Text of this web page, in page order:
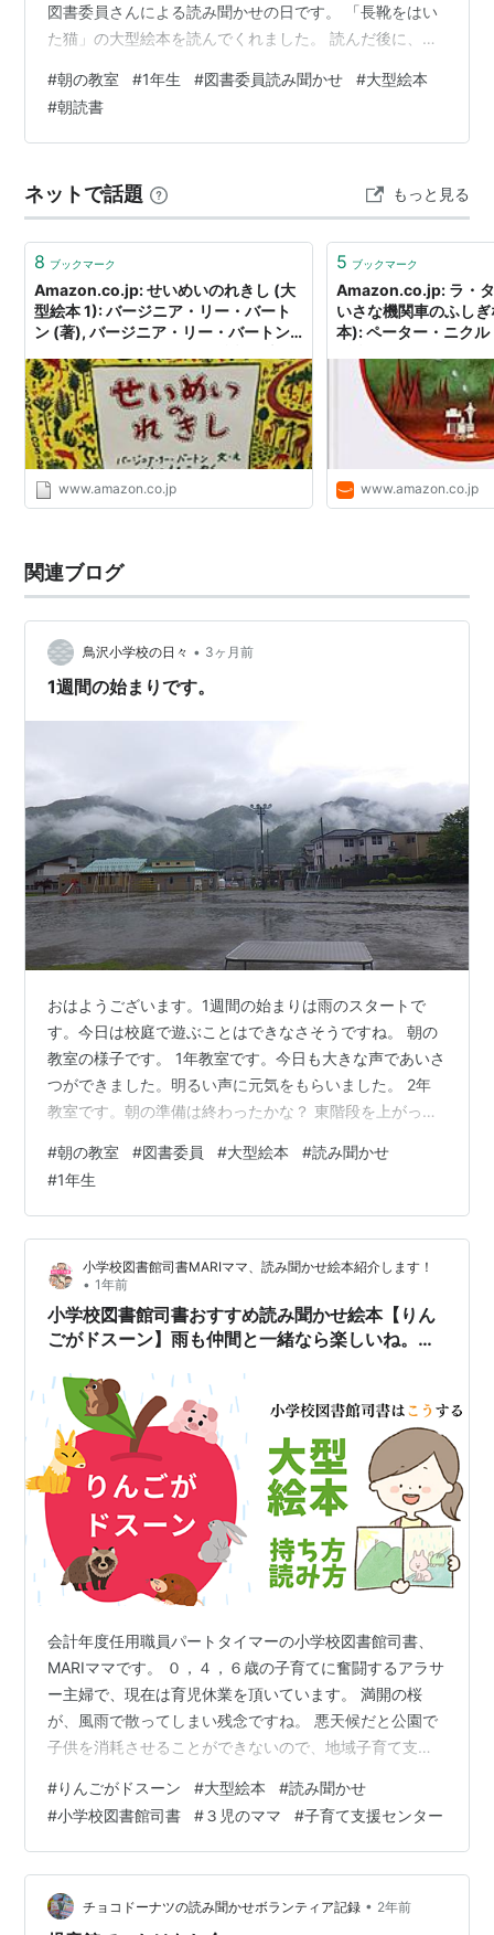
図書委員さんによる読み聞かせの日です。 「長靴をはい
た猫」の大型絵本を読んでくれました。 読んだ後に、図
ズを出してくれたりしました。 1年生もしっかり聴いてい
ました。 2年生は今日「水色の日」なんだそうです。み
んな水色系の服を身に着けています。 3年教室です。
は朝読書の真っ最中。 5年教室も朝読書。しっとりと一
日のスタートです。 6年教…
#朝の教室 #1年生 #図書委員読み聞かせ #大型絵本
#朝読書
ネットで話題 もっと見る
8 ブックマーク
Amazon.co.jp: せいめいのれきし (大
型絵本 1): バージニア・リー・バート
ン (著), バージニア・リー・バートン
www.amazon.co.jp
5 ブックマーク
Amazon.co.jp: ラ・
いさな機関車のふし
本): ペーター・ニク
スト): 本
www.amazon.co.jp
関連ブログ
鳥沢小学校の日々 • 3ヶ月前
1週間の始まりです。
おはようございます。1週間の始まりは雨のスタートで
す。今日は校庭で遊ぶことはできなさそうですね。 朝の
教室の様子です。 1年教室です。今日も大きな声であいさ
つができました。明るい声に元気をもらいました。 2年
教室です。朝の準備は終わったかな？ 東階段を上がっ
す。今日も元気に「Good morning！」 4年教室です。4
年生も元気にあいさつしてくれました。 3年教室です。
今日の朝は担任の先生がいないようですが、朝の準備を
自分たちで頑張っています。 さて、今日は図書委員さん
が1年生に大型絵本の読み聞かせをしてくれました。 読ん
でくれたのは、6…
#朝の教室 #図書委員 #大型絵本 #読み聞かせ
#1年生
小学校図書館司書MARIママ、読み聞かせ絵本紹介します！
• 1年前
小学校図書館司書おすすめ読み聞かせ絵本【りん
ごがドスーン】雨も仲間と一緒なら楽しいね。大
会計年度任用職員パートタイマーの小学校図書館司書、
MARIママです。 ０，４，６歳の子育てに奮闘するアラサ
ー主婦で、現在は育児休業を頂いています。 満開の桜
が、風雨で散ってしまい残念ですね。 悪天候だと公園で
子供を消耗させることができないので、地域子育て支援
ーの読み聞かせ絵本 大型絵本の理想の扱い方 絵本【りん
ごがドスーン】 地域子育て支援センターの読み聞かせ絵
本 小学校３年生まで利用できる施設で、悪天候というこ
ともあり、大混雑のセンターでした。 お昼前に、手遊び
や読み聞かせ、体操の小イベントがあり、読み聞かせさ
#りんごがドスーン #大型絵本 #読み聞かせ
#小学校図書館司書 #３児のママ #子育て支援センター
チョコドーナツの読み聞かせボランティア記録 • 2年前